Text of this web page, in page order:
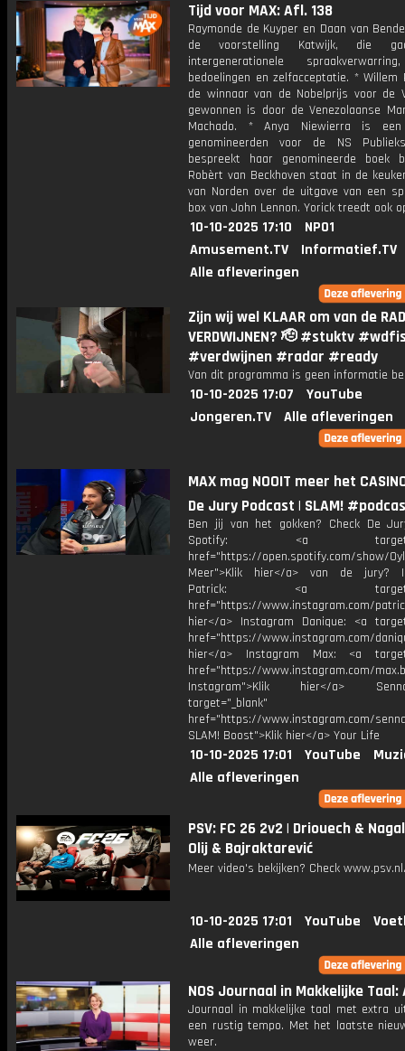
Tijd voor MAX: Afl. 138
Raymonde de Kuyper en Daan van
de voorstelling Katwijk, die
intergenerationele
bedoelingen en zelfacceptatie. * Willem
de winnaar van de Nobelprijs voor de
gewonnen is door de Venezolaanse
Machado. * Anya Niewierra is
genomineerden voor de NS
bespreekt haar genomineerde boek
Robèrt van Beckhoven staat in de
van Norden over de uitgave van een
box van John Lennon. Yorick treedt ook
10-10-2025 17:10
NPO1
Amusement.TV
Informatief.TV
Alle afleveringen
Zijn wij wel KLAAR om van de
VERDWIJNEN? 🫡 #stuktv
#verdwijnen #radar #ready
Van dit programma is geen informatie
10-10-2025 17:07
YouTube
Jongeren.TV
Alle afleveringen
MAX mag NOOIT meer het
De Jury Podcast | SLAM!
Ben jij van het gokken? Check De
Spotify: <a
href="https://open.spotify.com/show/
Meer">Klik hier</a> van de jury?
Patrick: <a
href="https://www.instagram.com/
hier</a> Instagram Danique: <a
href="https://www.instagram.com/
hier</a> Instagram Max: <a
href="https://www.instagram.com/
Instagram">Klik hier</a>
target="_blank"
href="https://www.instagram.com/
SLAM! Boost">Klik hier</a> Your Life
10-10-2025 17:01 YouTube
Alle afleveringen
PSV: FC 26 2v2 | Driouech &
Olij & Bajraktarević
Meer video's bekijken? Check
10-10-2025 17:01 YouTube
Alle afleveringen
NOS Journaal in Makkelijke Taal:
Journaal in makkelijke taal met extra
een rustig tempo. Met het laatste
weer.